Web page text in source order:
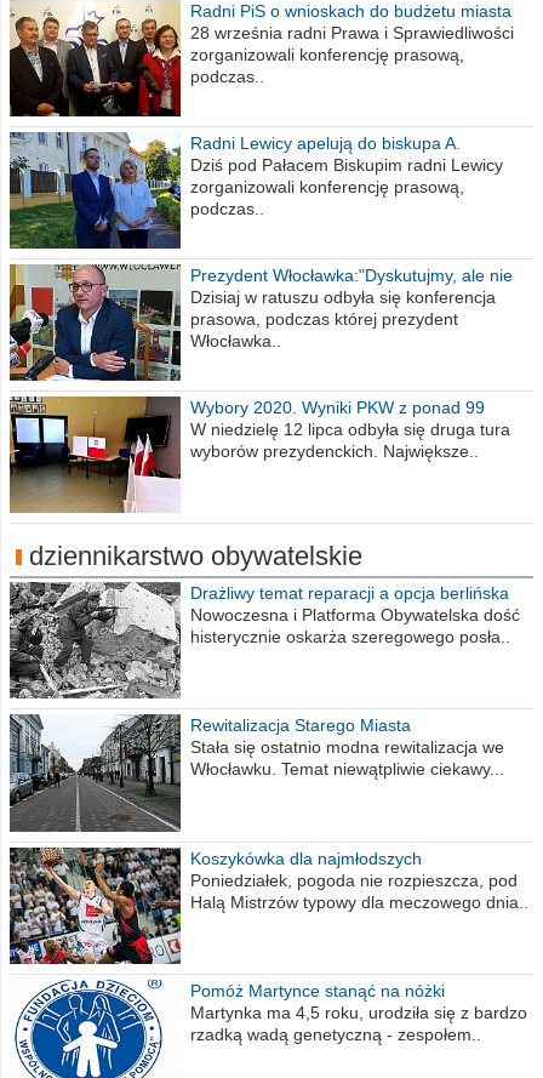
Radni PiS o wnioskach do budżetu miasta
na 2021 rok
28 września radni Prawa i Sprawiedliwości
zorganizowali konferencję prasową,
podczas..
Radni Lewicy apelują do biskupa A.
Wiesława Meringa
Dziś pod Pałacem Biskupim radni Lewicy
zorganizowali konferencję prasową,
podczas..
Prezydent Włocławka:"Dyskutujmy, ale nie
obrażajmy się”
Dzisiaj w ratuszu odbyła się konferencja
prasowa, podczas której prezydent
Włocławka..
Wybory 2020. Wyniki PKW z ponad 99
procent obwodów
W niedzielę 12 lipca odbyła się druga tura
wyborów prezydenckich. Największe..
dziennikarstwo obywatelskie
Drażliwy temat reparacji a opcja berlińska
Nowoczesna i Platforma Obywatelska dość
histerycznie oskarża szeregowego posła..
Rewitalizacja Starego Miasta
Stała się ostatnio modna rewitalizacja we
Włocławku. Temat niewątpliwie ciekawy...
Koszykówka dla najmłodszych
Poniedziałek, pogoda nie rozpieszcza, pod
Halą Mistrzów typowy dla meczowego dnia..
Pomóż Martynce stanąć na nóżki
Martynka ma 4,5 roku, urodziła się z bardzo
rzadką wadą genetyczną - zespołem..